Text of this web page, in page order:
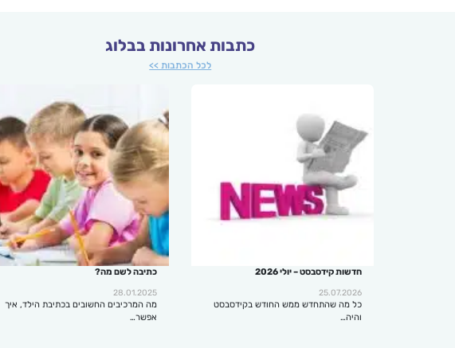
כתבות אחרונות בבלוג
לכל הכתבות >>
חדשות קידסבסט – יולי 2026
25.07.2026
כל מה שהתחדש ממש החודש בקידסבסט
והיה…
כתיבה לשם מה?
28.01.2025
מה המרכיבים החשובים בכתיבת הילד, איך
אפשר…